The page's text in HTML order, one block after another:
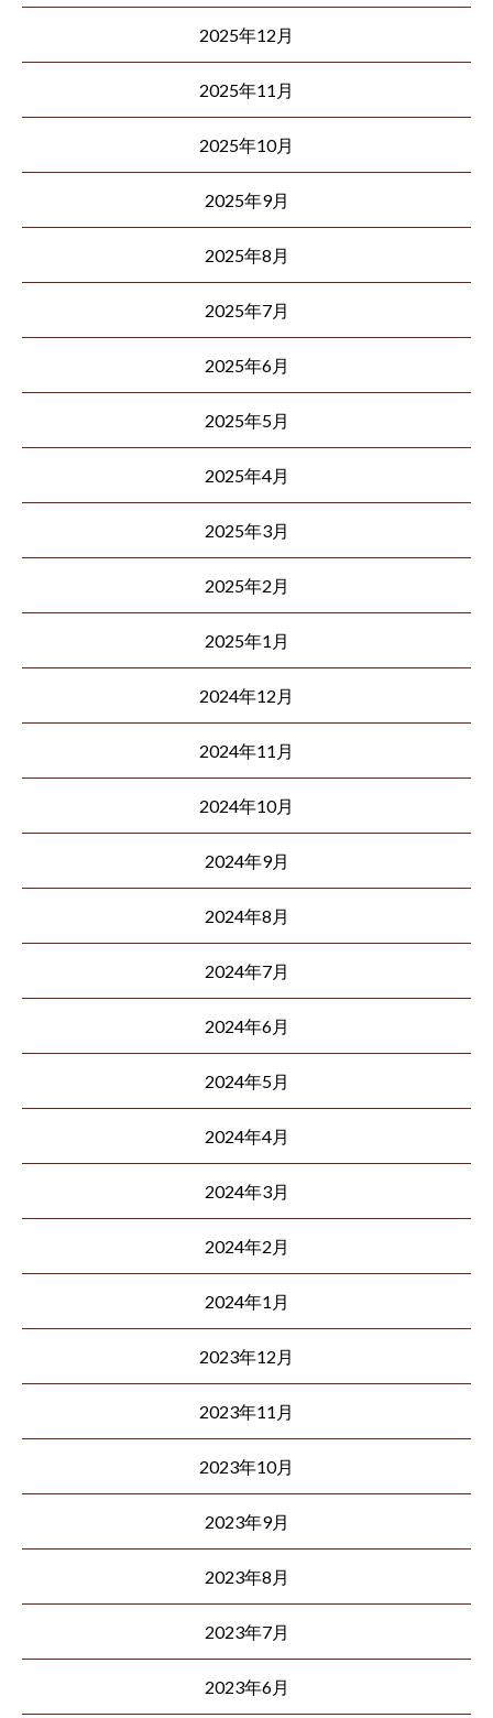
2025年12月
2025年11月
2025年10月
2025年9月
2025年8月
2025年7月
2025年6月
2025年5月
2025年4月
2025年3月
2025年2月
2025年1月
2024年12月
2024年11月
2024年10月
2024年9月
2024年8月
2024年7月
2024年6月
2024年5月
2024年4月
2024年3月
2024年2月
2024年1月
2023年12月
2023年11月
2023年10月
2023年9月
2023年8月
2023年7月
2023年6月